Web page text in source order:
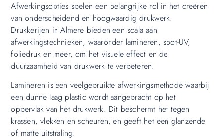
Afwerkingsopties spelen een belangrijke rol in het creëren
van onderscheidend en hoogwaardig drukwerk.
Drukkerijen in Almere bieden een scala aan
afwerkingstechnieken, waaronder lamineren, spot-UV,
foliedruk en meer, om het visuele effect en de
duurzaamheid van drukwerk te verbeteren.
Lamineren is een veelgebruikte afwerkingsmethode waarbij
een dunne laag plastic wordt aangebracht op het
oppervlak van het drukwerk. Dit beschermt het tegen
krassen, vlekken en scheuren, en geeft het een glanzende
of matte uitstraling.